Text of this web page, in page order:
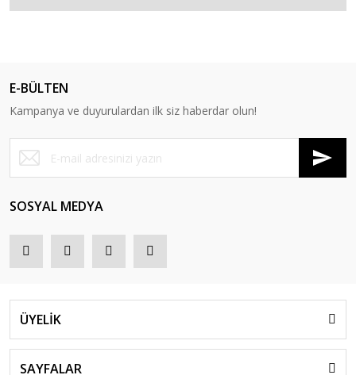
E-BÜLTEN
Kampanya ve duyurulardan ilk siz haberdar olun!
SOSYAL MEDYA
ÜYELİK
SAYFALAR